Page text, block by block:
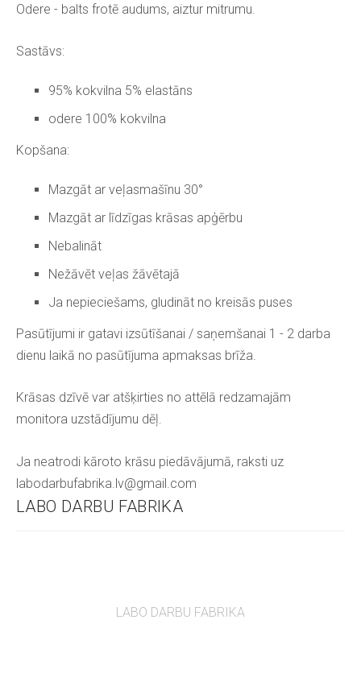
LABO DARBU FABRIKA
Odere - balts frotē audums, aiztur mitrumu.
Sastāvs:
95% kokvilna 5% elastāns
odere 100% kokvilna
Kopšana:
Mazgāt ar veļasmašīnu 30°
Mazgāt ar līdzīgas krāsas apģērbu
Nebalināt
Nežāvēt veļas žāvētajā
Ja nepieciešams, gludināt no kreisās puses
Pasūtījumi ir gatavi izsūtīšanai / saņemšanai 1 - 2 darba
dienu laikā no pasūtījuma apmaksas brīža.
Krāsas dzīvē var atšķirties no attēlā redzamajām
monitora uzstādījumu dēļ.
Ja neatrodi kāroto krāsu piedāvājumā, raksti uz
labodarbufabrika.lv@gmail.com
LABO DARBU FABRIKA